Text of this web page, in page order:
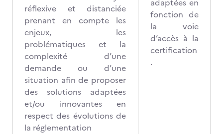
réflexive et distanciée
prenant en compte les
enjeux, les
problématiques et la
complexité d’une
demande ou d’une
situation afin de proposer
des solutions adaptées
et/ou innovantes en
respect des évolutions de
la réglementation
adaptées en
fonction de
la voie
d’accès à la
certification
.